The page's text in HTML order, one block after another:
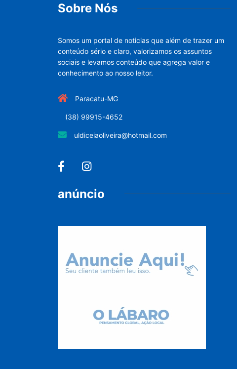
Sobre Nós
Somos um portal de noticias que além de trazer um
conteúdo sério e claro, valorizamos os assuntos
sociais e levamos conteúdo que agrega valor e
conhecimento ao nosso leitor.
Paracatu-MG
(38) 99915-4652
uldiceiaoliveira@hotmail.com
anúncio